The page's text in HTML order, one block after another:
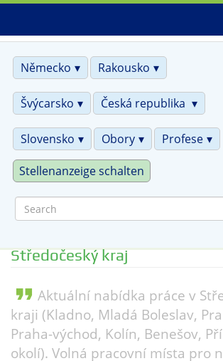
Skip
main
content
Německo
Rakousko
Švýcarsko Česká republika
Slovensko Obory Profese
Stellenanzeige schalten
Středočeský kraj
format_quote Aktuální nabídka práce v
kraji (Kladno, Mladá Boleslav,
Praha-východ, Kolín, Benešov,
okolí). Volná pracovní místa pro